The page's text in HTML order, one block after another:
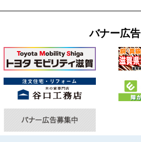
バナー広告